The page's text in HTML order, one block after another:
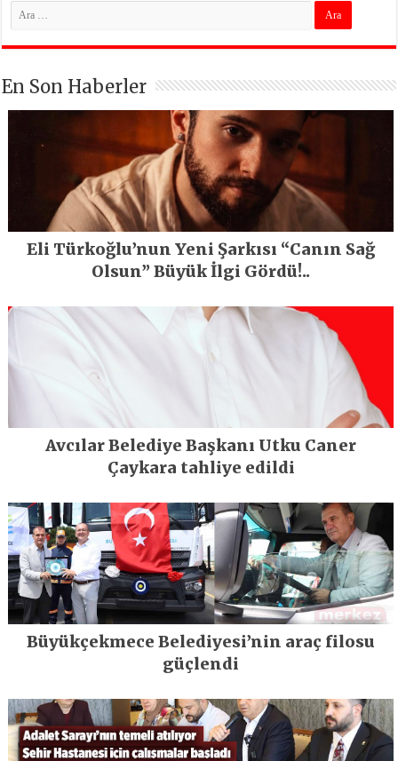
En Son Haberler
Eli Türkoğlu’nun Yeni Şarkısı “Canın Sağ
Olsun” Büyük İlgi Gördü!..
Avcılar Belediye Başkanı Utku Caner
Çaykara tahliye edildi
Büyükçekmece Belediyesi’nin araç filosu
güçlendi